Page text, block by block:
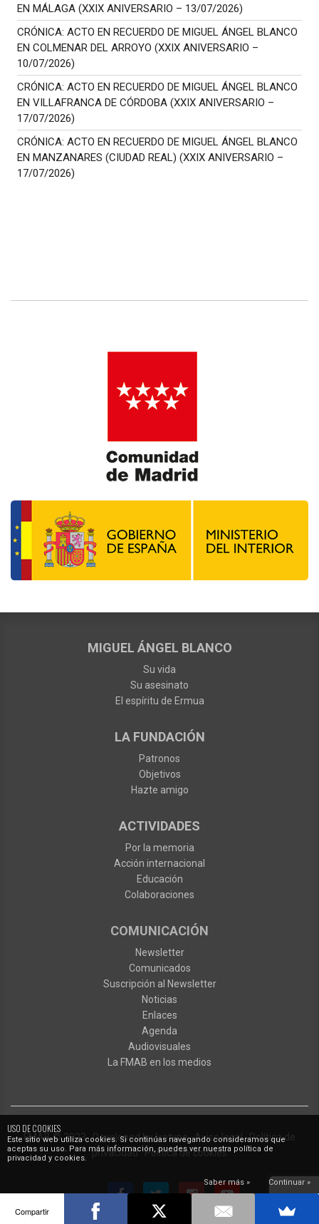
USO DE COOKIES
Este sitio web utiliza cookies. Si continúas navegando consideramos que
aceptas su uso. Para más información, puedes ver nuestra política de
privacidad y cookies.
Saber más » Continuar »
EN MÁLAGA (XXIX ANIVERSARIO – 13/07/2026)
CRÓNICA: ACTO EN RECUERDO DE MIGUEL ÁNGEL BLANCO
EN COLMENAR DEL ARROYO (XXIX ANIVERSARIO –
10/07/2026)
CRÓNICA: ACTO EN RECUERDO DE MIGUEL ÁNGEL BLANCO
EN VILLAFRANCA DE CÓRDOBA (XXIX ANIVERSARIO –
17/07/2026)
CRÓNICA: ACTO EN RECUERDO DE MIGUEL ÁNGEL BLANCO
EN MANZANARES (CIUDAD REAL) (XXIX ANIVERSARIO –
17/07/2026)
MIGUEL ÁNGEL BLANCO
Su vida
Su asesinato
El espíritu de Ermua
LA FUNDACIÓN
Patronos
Objetivos
Hazte amigo
ACTIVIDADES
Por la memoria
Acción internacional
Educación
Colaboraciones
COMUNICACIÓN
Newsletter
Comunicados
Suscripción al Newsletter
Noticias
Enlaces
Agenda
Audiovisuales
La FMAB en los medios
FMAB© 2023·Developed byIxotype·Aviso legal·Política de
privacidad·Política de cookies
Compartir